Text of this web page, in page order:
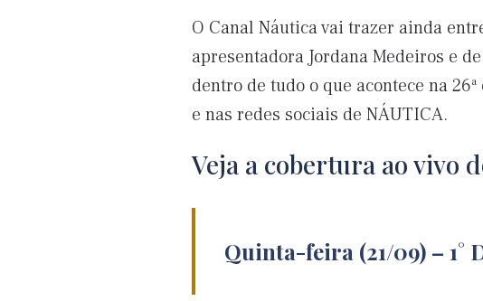
O Canal Náutica vai trazer ainda
apresentadora Jordana Medeiros e
dentro de tudo o que acontece na
e nas redes sociais de NÁUTICA.
Veja a cobertura ao vivo
Quinta-feira (21/09) – 1°